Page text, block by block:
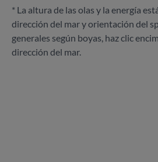
* La altura de las olas y la energía
dirección del mar y orientación del
generales según boyas, haz clic
dirección del mar.